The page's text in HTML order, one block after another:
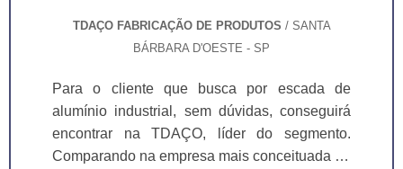
TDAÇO FABRICAÇÃO DE PRODUTOS / SANTA
BÁRBARA D'OESTE - SP
Para o cliente que busca por escada de
alumínio industrial, sem dúvidas, conseguirá
encontrar na TDAÇO, líder do segmento.
Comparando na empresa mais conceituada do